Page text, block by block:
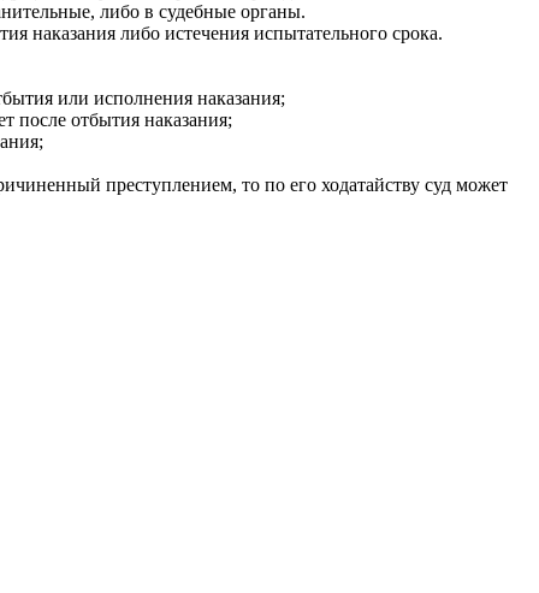
либо в судебные органы.
наказания либо истечения испытательного срока.
или исполнения наказания;
после отбытия наказания;
преступлением, то по его ходатайству суд может